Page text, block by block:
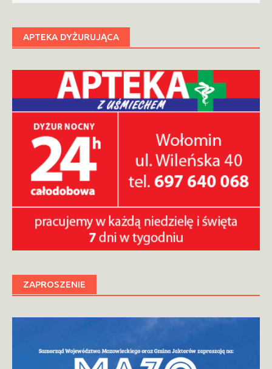
APTEKA DYŻURUJĄCA
ZAPROSZENIE